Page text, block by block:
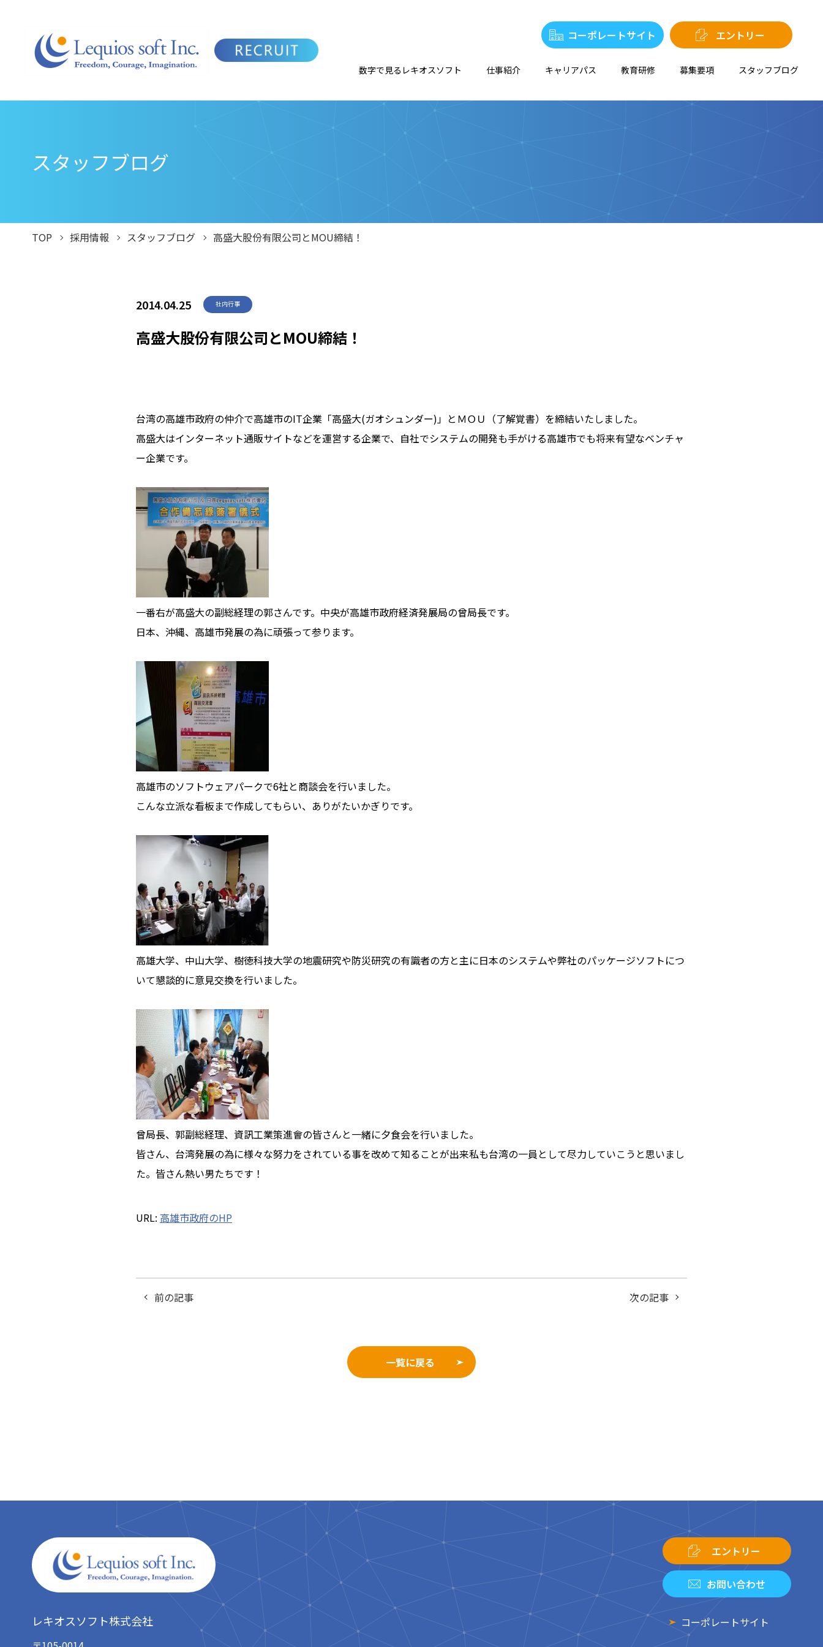
コーポレートサイト エントリー
数字で見るレキオスソフト 仕事紹介 キャリアパス 教育研修 募集要項 スタッフブログ
スタッフブログ
TOP 採用情報 スタッフブログ 高盛大股份有限公司とMOU締結！
2014.04.25 社内行事
高盛大股份有限公司とMOU締結！
台湾の高雄市政府の仲介で高雄市のIT企業「高盛大(ガオシュンダー)」とＭＯＵ（了解覚書）を締結いたしました。
高盛大はインターネット通販サイトなどを運営する企業で、自社でシステムの開発も手がける高雄市でも将来有望なベンチャ
ー企業です。
一番右が高盛大の副総経理の郭さんです。中央が高雄市政府経済発展局の曾局長です。
日本、沖縄、高雄市発展の為に頑張って参ります。
高雄市のソフトウェアパークで6社と商談会を行いました。
こんな立派な看板まで作成してもらい、ありがたいかぎりです。
高雄大学、中山大学、樹徳科技大学の地震研究や防災研究の有識者の方と主に日本のシステムや弊社のパッケージソフトにつ
いて懇談的に意見交換を行いました。
曾局長、郭副総経理、資訊工業策進會の皆さんと一緒に夕食会を行いました。
皆さん、台湾発展の為に様々な努力をされている事を改めて知ることが出来私も台湾の一員として尽力していこうと思いまし
た。皆さん熱い男たちです！
URL: 高雄市政府のHP
前の記事 次の記事
一覧に戻る
レキオスソフト株式会社
エントリー
お問い合わせ
コーポレートサイト